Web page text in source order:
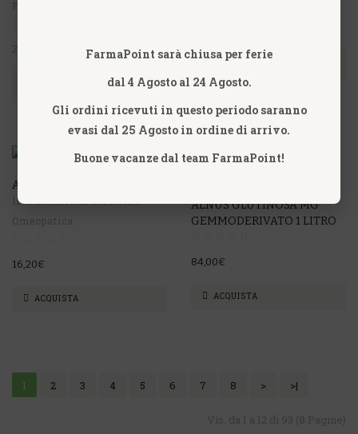
20,96€
ACQUISTA
ALKIMO COMPRESSE IMO
IMO Istituto di Medicina
16,20€
ACQUISTA
ALNUS GLUTINOSA MG
GEMMODERIVATO 1 LITRO
84,00€
ACQUISTA
1 2 3 4 5 6 7 8 > >|
FarmaPoint sarà chiusa per ferie
dal 4 Agosto al 24 Agosto.
Gli ordini ricevuti in questo periodo saranno
evasi dal 25 Agosto in ordine di arrivo.
Buone vacanze dal team FarmaPoint!